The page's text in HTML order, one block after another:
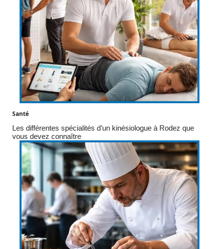
Santé
Les différentes spécialités d’un kinésiologue à Rodez que
vous devez connaître